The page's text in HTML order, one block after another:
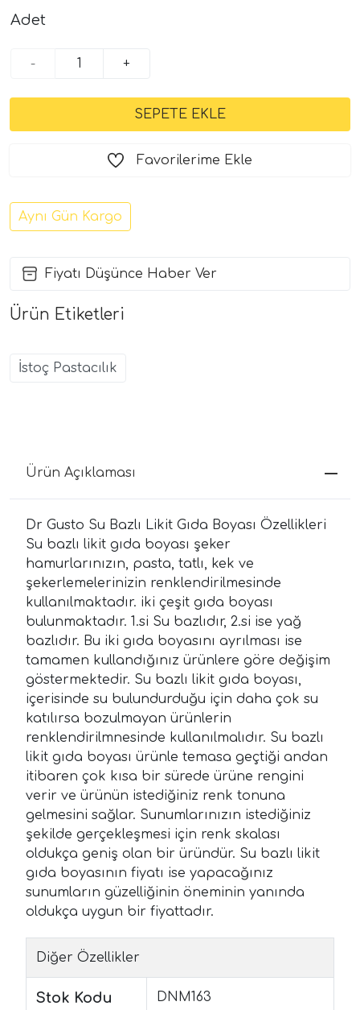
Adet
- +
Favorilerime Ekle
Aynı Gün Kargo
Fiyatı Düşünce Haber Ver
Ürün Etiketleri
İstoç Pastacılık
Ürün Açıklaması
Dr Gusto Su Bazlı Likit Gıda Boyası Özellikleri
Su bazlı likit gıda boyası şeker
hamurlarınızın, pasta, tatlı, kek ve
şekerlemelerinizin renklendirilmesinde
kullanılmaktadır. iki çeşit gıda boyası
bulunmaktadır. 1.si Su bazlıdır, 2.si ise yağ
bazlıdır. Bu iki gıda boyasını ayrılması ise
tamamen kullandığınız ürünlere göre değişim
göstermektedir. Su bazlı likit gıda boyası,
içerisinde su bulundurduğu için daha çok su
katılırsa bozulmayan ürünlerin
renklendirilmnesinde kullanılmalıdır. Su bazlı
likit gıda boyası ürünle temasa geçtiği andan
itibaren çok kısa bir sürede ürüne rengini
verir ve ürünün istediğiniz renk tonuna
gelmesini sağlar. Sunumlarınızın istediğiniz
şekilde gerçekleşmesi için renk skalası
oldukça geniş olan bir üründür. Su bazlı likit
gıda boyasının fiyatı ise yapacağınız
sunumların güzelliğinin öneminin yanında
oldukça uygun bir fiyattadır.
Diğer Özellikler
Stok Kodu DNM163